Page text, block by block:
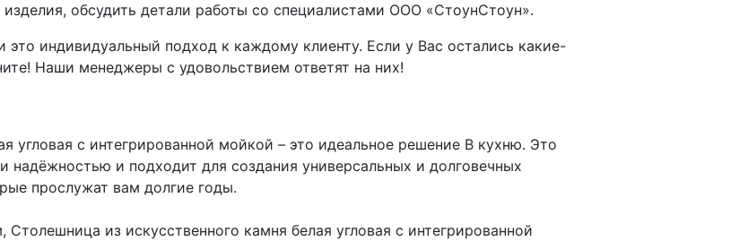
обсудить детали работы со специалистами ООО «СтоунСтоун».
это индивидуальный подход к каждому клиенту. Если у Вас остались какие-
Наши менеджеры с удовольствием ответят на них!
угловая с интегрированной мойкой – это идеальное решение В кухню. Это
надёжностью и подходит для создания универсальных и долговечных
прослужат вам долгие годы.
из искусственного камня белая угловая с интегрированной